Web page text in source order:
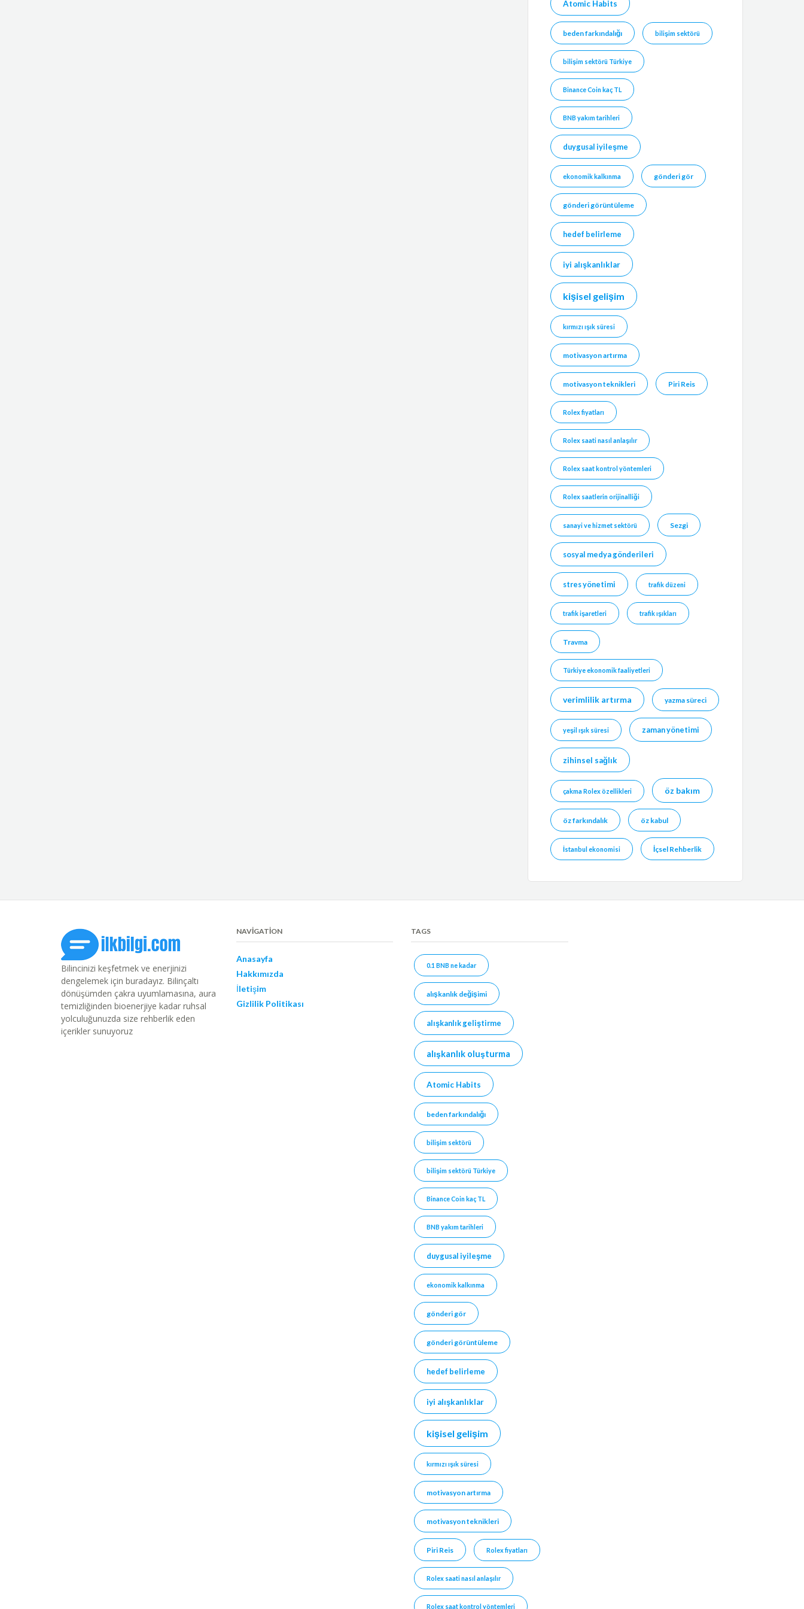
Atomic Habits
beden farkındalığı bilişim sektörü
bilişim sektörü Türkiye
Binance Coin kaç TL
BNB yakım tarihleri
duygusal iyileşme
ekonomik kalkınma gönderi gör
gönderi görüntüleme
hedef belirleme
iyi alışkanlıklar
kişisel gelişim
kırmızı ışık süresi
motivasyon artırma
motivasyon teknikleri Piri Reis
Rolex fiyatları
Rolex saati nasıl anlaşılır
Rolex saat kontrol yöntemleri
Rolex saatlerin orijinalliği
sanayi ve hizmet sektörü Sezgi
sosyal medya gönderileri
stres yönetimi trafik düzeni
trafik işaretleri trafik ışıkları
Travma
Türkiye ekonomik faaliyetleri
verimlilik artırma yazma süreci
yeşil ışık süresi zaman yönetimi
zihinsel sağlık
çakma Rolex özellikleri öz bakım
öz farkındalık öz kabul
İstanbul ekonomisi İçsel Rehberlik
Bilincinizi keşfetmek ve enerjinizi
dengelemek için buradayız. Bilinçaltı
dönüşümden çakra uyumlamasına, aura
temizliğinden bioenerjiye kadar ruhsal
yolculuğunuzda size rehberlik eden
içerikler sunuyoruz
NAVIGATION
Anasayfa
Hakkımızda
İletişim
Gizlilik Politikası
TAGS
0.1 BNB ne kadar
alışkanlık değişimi
alışkanlık geliştirme
alışkanlık oluşturma
Atomic Habits
beden farkındalığı
bilişim sektörü
bilişim sektörü Türkiye
Binance Coin kaç TL
BNB yakım tarihleri
duygusal iyileşme
ekonomik kalkınma
gönderi gör
gönderi görüntüleme
hedef belirleme
iyi alışkanlıklar
kişisel gelişim
kırmızı ışık süresi
motivasyon artırma
motivasyon teknikleri
Piri Reis Rolex fiyatları
Rolex saati nasıl anlaşılır
Rolex saat kontrol yöntemleri